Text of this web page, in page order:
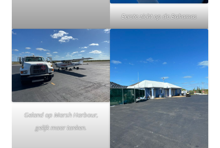
Eerste zicht op de Bahamas
Geland op Marsh Harbour,
gelijk maar tanken.